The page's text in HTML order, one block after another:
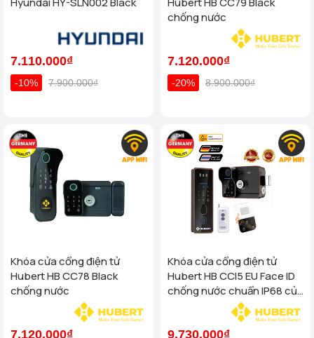
7.110.000₫
-10% 7.900.000₫
chống nước
7.120.000₫
-20% 8.900.000₫
Khóa cửa cổng điện tử
Hubert HB CC78 Black
chống nước
7.120.000₫
Khóa cửa cổng điện tử
Hubert HB CCI5 EU Face ID
chống nước chuẩn IP68 của
tiêu chuẩn Đức
9.730.000₫